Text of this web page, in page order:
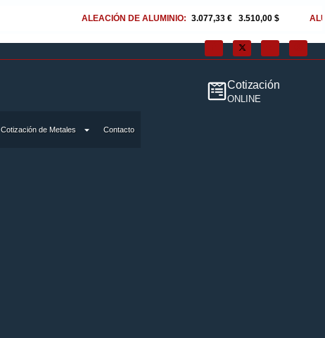
ALEACIÓN DE ALUMINIO: 3.077,33 € |3.510,00 $ ALUMINIO:
Cotización de Metales Contacto
Cotización
ONLINE